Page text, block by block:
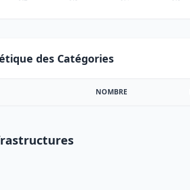
des Catégories
NOMBRE